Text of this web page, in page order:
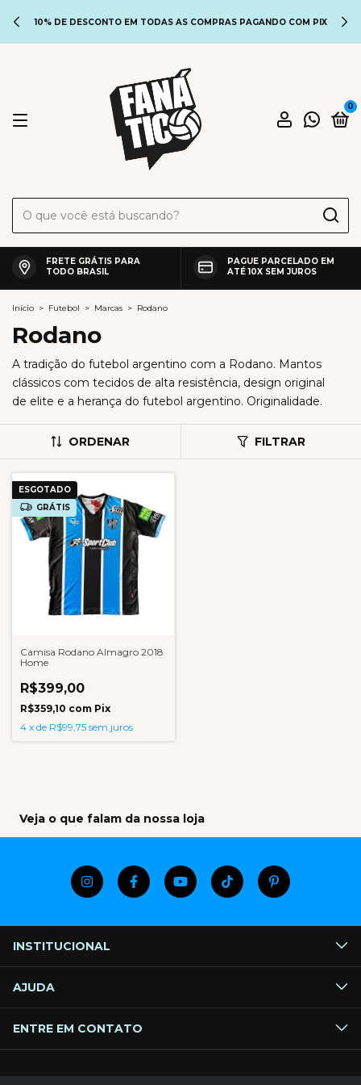
10% DE DESCONTO EM TODAS AS COMPRAS PAGANDO COM PIX
0
FRETE GRÁTIS PARA
TODO BRASIL
PAGUE PARCELADO EM
ATÉ 10X SEM JUROS
Início > Futebol > Marcas > Rodano
Rodano
A tradição do futebol argentino com a Rodano. Mantos
clássicos com tecidos de alta resistência, design original
de elite e a herança do futebol argentino. Originalidade.
ORDENAR FILTRAR
ESGOTADO
GRÁTIS
Camisa Rodano Almagro 2018
Home
R$399,00
R$359,10 com Pix
4 x de R$99,75 sem juros
Veja o que falam da nossa loja
INSTITUCIONAL
AJUDA
ENTRE EM CONTATO